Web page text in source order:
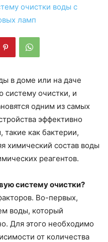
в доме или на даче
систему очистки, и
одним из самых
эффективно
как бактерии,
химический состав воды
реагентов.
систему очистки?
Во-первых,
воды, который
Для этого необходимо
от количества